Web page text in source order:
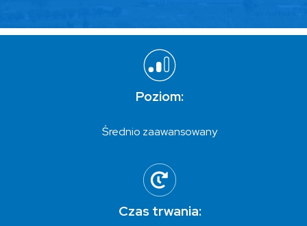
Poziom:
Średnio zaawansowany
Czas trwania: